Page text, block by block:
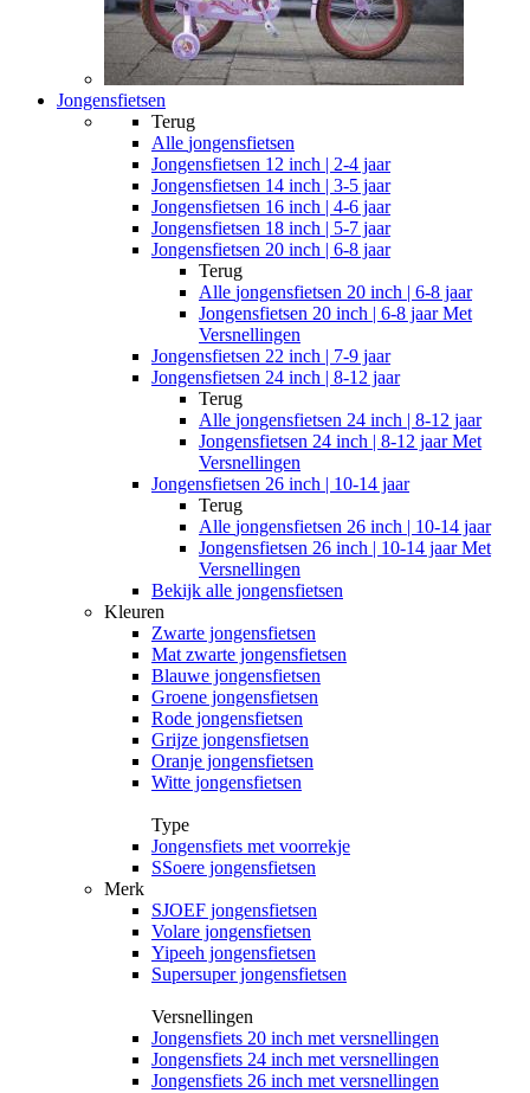
Jongensfietsen
Terug
Alle jongensfietsen
Jongensfietsen 12 inch | 2-4 jaar
Jongensfietsen 14 inch | 3-5 jaar
Jongensfietsen 16 inch | 4-6 jaar
Jongensfietsen 18 inch | 5-7 jaar
Jongensfietsen 20 inch | 6-8 jaar
Terug
Alle jongensfietsen 20 inch | 6-8 jaar
Jongensfietsen 20 inch | 6-8 jaar Met
Versnellingen
Jongensfietsen 22 inch | 7-9 jaar
Jongensfietsen 24 inch | 8-12 jaar
Terug
Alle jongensfietsen 24 inch | 8-12 jaar
Jongensfietsen 24 inch | 8-12 jaar Met
Versnellingen
Jongensfietsen 26 inch | 10-14 jaar
Terug
Alle jongensfietsen 26 inch | 10-14 jaar
Jongensfietsen 26 inch | 10-14 jaar Met
Versnellingen
Bekijk alle jongensfietsen
Kleuren
Zwarte jongensfietsen
Mat zwarte jongensfietsen
Blauwe jongensfietsen
Groene jongensfietsen
Rode jongensfietsen
Grijze jongensfietsen
Oranje jongensfietsen
Witte jongensfietsen
Type
Jongensfiets met voorrekje
SSoere jongensfietsen
Merk
SJOEF jongensfietsen
Volare jongensfietsen
Yipeeh jongensfietsen
Supersuper jongensfietsen
Versnellingen
Jongensfiets 20 inch met versnellingen
Jongensfiets 24 inch met versnellingen
Jongensfiets 26 inch met versnellingen